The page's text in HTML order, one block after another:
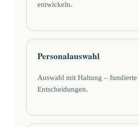
entwickeln.
Personalauswahl
Auswahl mit Haltung – fundierte
Entscheidungen.